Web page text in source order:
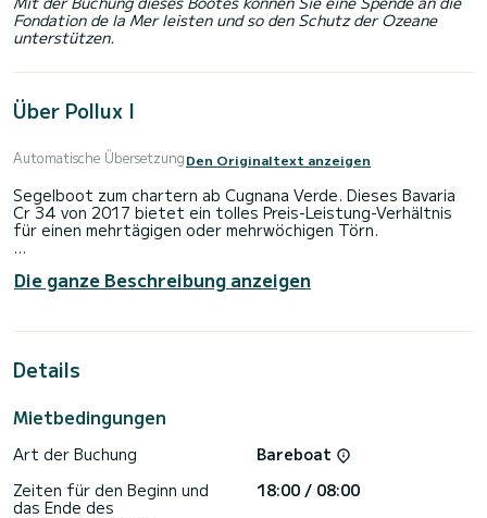
Fondation de la Mer leisten und so den Schutz der Ozeane
unterstützen.
Über Pollux I
Automatische ÜbersetzungDen Originaltext anzeigen
Segelboot zum chartern ab Cugnana Verde. Dieses Bavaria
Cr 34 von 2017 bietet ein tolles Preis-Leistung-Verhältnis
für einen mehrtägigen oder mehrwöchigen Törn.
Kapazität von 6 Personen. Mit einer Gesamtlänge von 10
Metern wird es Ihr perfekter Begleiter sein, um einen
Cugnana Verde zu verbringen.
Für Ihren Komfort verfügt Pollux I über 1 Toiletten mit
Dieses Boot ist mit einem Durchgelattetes Großsegel und
folgender Ausrüstung ausgestattet: Autopilot,
Buchungsanfragen und unverbindliche Preisanfragen werden
Die ganze Beschreibung anzeigen
Details
Mietbedingungen
Art der Buchung
Bareboat
Zeiten für den Beginn und
das Ende des
18:00 / 08:00